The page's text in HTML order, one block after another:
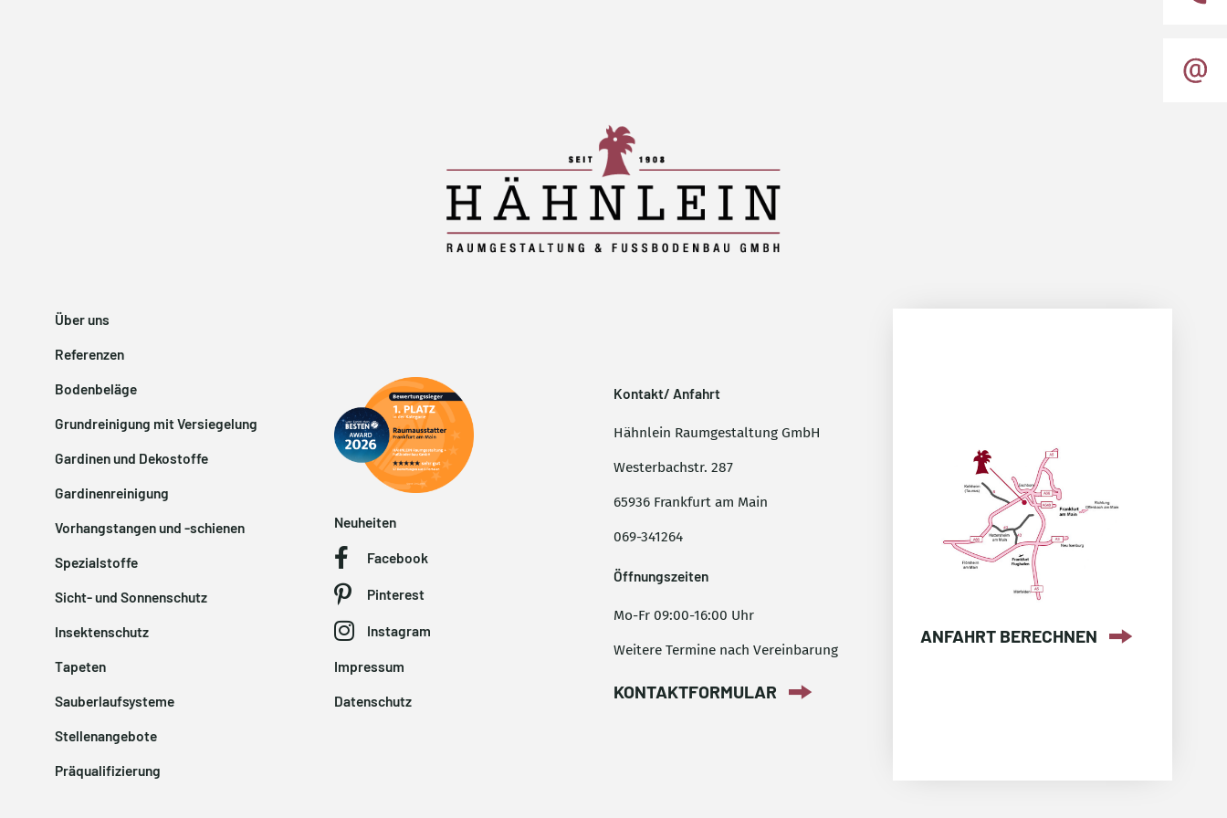
Über uns
Referenzen
Bodenbeläge
Grundreinigung mit Versiegelung
Gardinen und Dekostoffe
Gardinenreinigung
Vorhangstangen und -schienen
Spezialstoffe
Sicht- und Sonnenschutz
Insektenschutz
Tapeten
Sauberlaufsysteme
Stellenangebote
Präqualifizierung
Neuheiten
Facebook
Pinterest
Instagram
Impressum
Datenschutz
Kontakt/ Anfahrt
Hähnlein Raumgestaltung GmbH
Westerbachstr. 287
65936 Frankfurt am Main
069-341264
Öffnungszeiten
Mo-Fr 09:00-16:00 Uhr
Weitere Termine nach Vereinbarung
KONTAKTFORMULAR
ANFAHRT BERECHNEN